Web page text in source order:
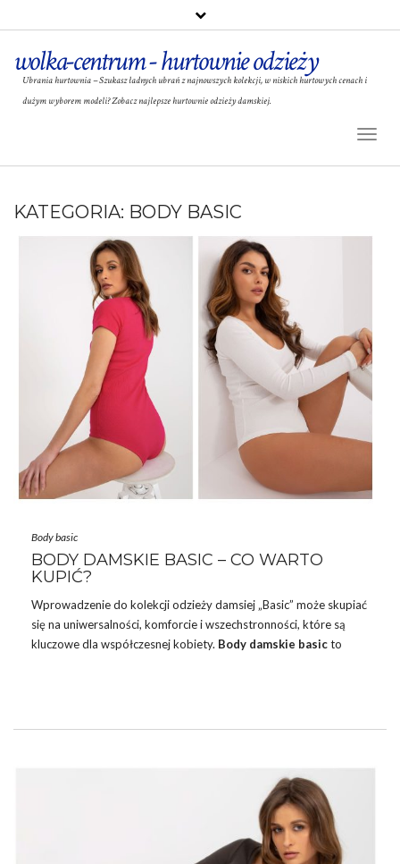
wolka-centrum - hurtownie odzieży
Ubrania hurtownia – Szukasz ładnych ubrań z najnowszych kolekcji, w niskich hurtowych cenach i
dużym wyborem modeli? Zobacz najlepsze hurtownie odzieży damskiej.
KATEGORIA: BODY BASIC
Body basic
BODY DAMSKIE BASIC – CO WARTO
KUPIĆ?
Wprowadzenie do kolekcji odzieży damsiej „Basic” może skupiać
się na uniwersalności, komforcie i wszechstronności, które są
kluczowe dla współczesnej kobiety. Body damskie basicto
PODKRĘĆ SWÓJ LOOK – POSTAW NA
Wśród propozycji „Basic” znajdziesz ponadczasowe kroje i
klasyczne kolory, które stanowią solidną bazę do tworzenia